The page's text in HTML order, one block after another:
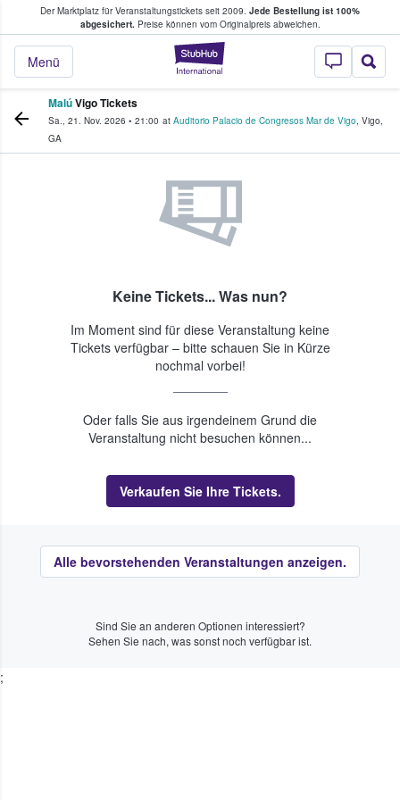
Der Marktplatz für Veranstaltungstickets seit 2009. Jede Bestellung ist 100%
abgesichert.Preise können vom Originalpreis abweichen.
StubHub - Wo
Menü
Tickets kaufen & verkaufen
MalúVigo Tickets
Sa., 21. Nov. 2026 • 21:00 at Auditorio Palacio de Congresos Mar de Vigo, Vigo,
GA
Keine Tickets... Was nun?
Im Moment sind für diese Veranstaltung keine
Tickets verfügbar – bitte schauen Sie in Kürze
nochmal vorbei!
Oder falls Sie aus irgendeinem Grund die
Veranstaltung nicht besuchen können...
Verkaufen Sie Ihre Tickets.
Alle bevorstehenden Veranstaltungen anzeigen.
Sind Sie an anderen Optionen interessiert?
Sehen Sie nach, was sonst noch verfügbar ist.
;